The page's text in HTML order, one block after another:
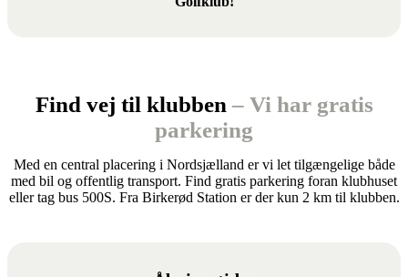
Find vej til klubben – Vi har gratis
parkering
Med en central placering i Nordsjælland er vi let tilgængelige både
med bil og offentlig transport. Find gratis parkering foran klubhuset
eller tag bus 500S. Fra Birkerød Station er der kun 2 km til klubben.